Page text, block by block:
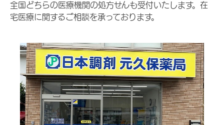
全国どちらの医療機関の処方せんも受付いたします。在
宅医療に関するご相談を承っております。